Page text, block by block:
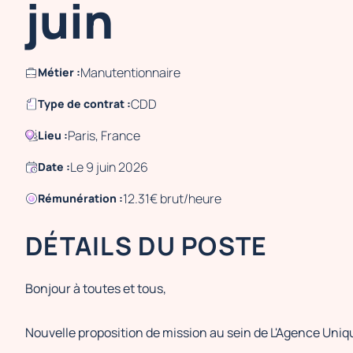
juin
Métier :Manutentionnaire
Type de contrat :CDD
Lieu :Paris, France
Date :Le 9 juin 2026
Rémunération :12.31€ brut/heure
DÉTAILS DU POSTE
Bonjour à toutes et tous,
Nouvelle proposition de mission au sein de L'Agence